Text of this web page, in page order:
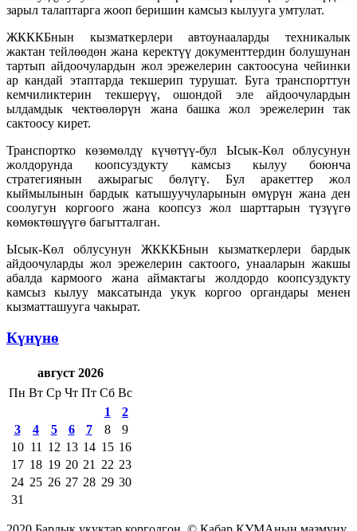
зарыл талаптарга жооп беришин камсыз кылууга умтулат.
ЖКККБнын кызматкерлери автоунааларды техникалык
жактан тейлөөдөн жана керектүү документтердин болушунан
тартып айдоочулардын жол эрежелерин сактоосуна чейинки
ар кандай этаптарда текшерип турушат. Буга транспорттун
кемчиликтерин текшерүү, ошондой эле айдоочулардын
ылдамдык чектөөлөрүн жана башка жол эрежелерин так
сактоосу кирет.
Транспортко көзөмөлдү күчөтүү-бул Ысык-Көл облусунун
жолдорунда коопсуздукту камсыз кылуу боюнча
стратегиянын ажырагыс бөлүгү. Бул аракеттер жол
кыймылынын бардык катышуучуларынын өмүрүн жана ден
соолугун коргоого жана коопсуз жол шарттарын түзүүгө
көмөктөшүүгө багытталган.
Ысык-Көл облусунун ЖКККБнын кызматкерлери бардык
айдоочуларды жол эрежелерин сактоого, унааларын жакшы
абалда кармоого жана аймактагы жолдордо коопсуздукту
камсыз кылуу максатында укук коргоо органдары менен
кызматташууга чакырат.
Күнүнө
август 2026
Пн Вт Ср Чт Пт Сб Вс
1
2
3
4 5 6 7 8
9
10 11 12 13 14 15 16
17 18 19 20 21 22 23
24 25 26 27 28 29 30
31